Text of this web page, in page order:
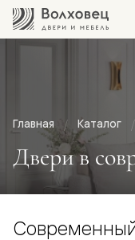
Главная Каталог
Двери в